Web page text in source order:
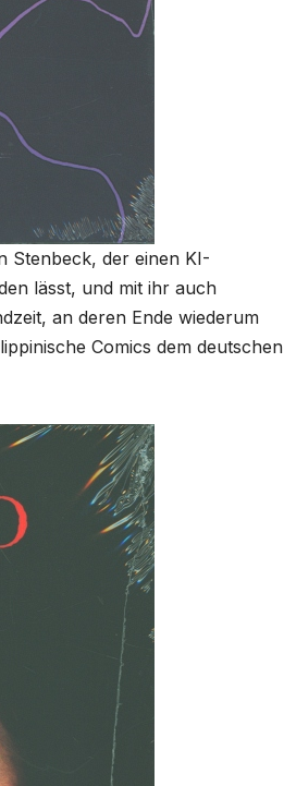
Stenbeck, der einen KI-
lässt, und mit ihr auch
an deren Ende wiederum
Comics dem deutschen